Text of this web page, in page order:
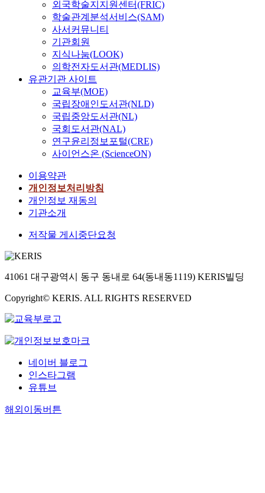
외국학술지지원센터(FRIC)
학술관계분석서비스(SAM)
사서커뮤니티
기관회원
지식나눔(LOOK)
의학전자도서관(MEDLIS)
유관기관 사이트
교육부(MOE)
국립장애인도서관(NLD)
국립중앙도서관(NL)
국회도서관(NAL)
연구윤리정보포털(CRE)
사이언스온 (ScienceON)
이용약관
개인정보처리방침
개인정보 재동의
기관소개
저작물 게시중단요청
41061 대구광역시 동구 동내로 64(동내동1119) KERIS빌딩
Copyright© KERIS. ALL RIGHTS RESERVED
네이버 블로그
인스타그램
유튜브
해외이동버튼